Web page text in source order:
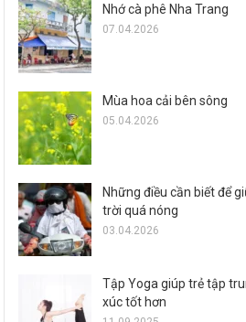
Nhớ cà phê Nha Trang
07.04.2026
Mùa hoa cải bên sông
05.04.2026
Những điều cần biết để
trời quá nóng
03.04.2026
Tập Yoga giúp trẻ tập
xúc tốt hơn